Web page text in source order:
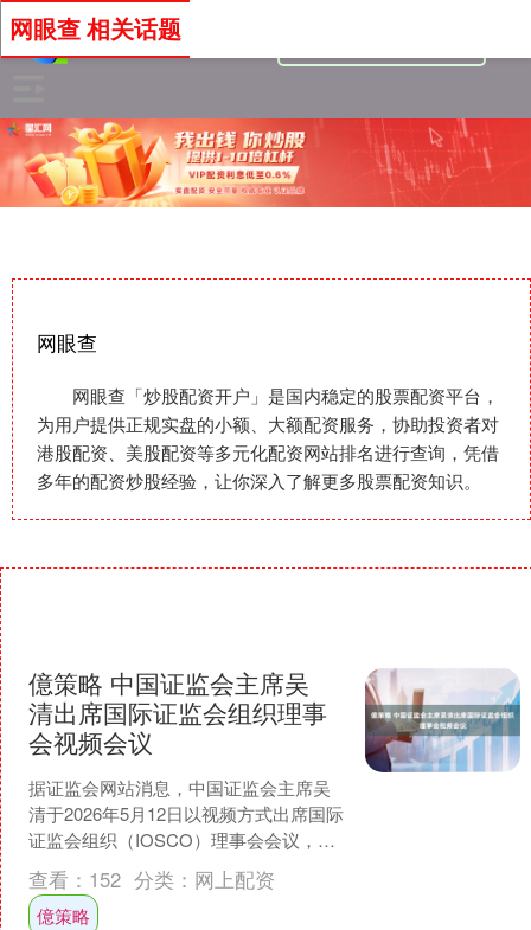
网眼查
网眼查「炒股配资开户」是国内稳定的股票配资平台，
为用户提供正规实盘的小额、大额配资服务，协助投资者对
港股配资、美股配资等多元化配资网站排名进行查询，凭借
多年的配资炒股经验，让你深入了解更多股票配资知识。
网眼查 相关话题
億策略 中国证监会主席吴
清出席国际证监会组织理事
会视频会议
据证监会网站消息，中国证监会主席吴
清于2026年5月12日以视频方式出席国际
证监会组织（IOSCO）理事会会议，与
理事会成员就全球资本市场发展形势、
新技术环境下....
查看： 152 分类： 网上配资
億策略